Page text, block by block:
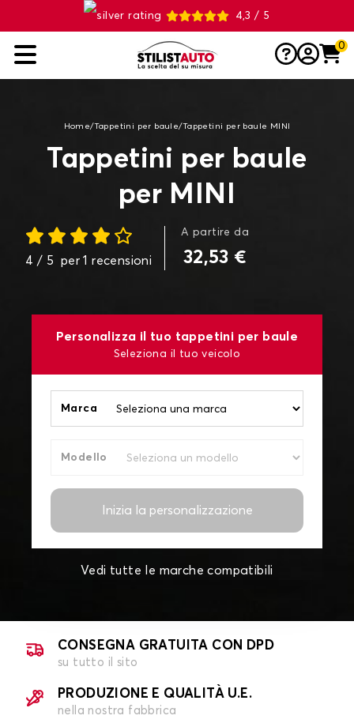
4,3 / 5
0
Home/Tappetini per baule/Tappetini per baule MINI
Tappetini per baule
per MINI
4 / 5 per 1 recensioni
A partire da
32,53 €
Personalizza il tuo tappetini per baule
Seleziona il tuo veicolo
Marca
Modello
Inizia la personalizzazione
Vedi tutte le marche compatibili
CONSEGNA GRATUITA CON DPD
su tutto il sito
PRODUZIONE E QUALITÀ U.E.
nella nostra fabbrica